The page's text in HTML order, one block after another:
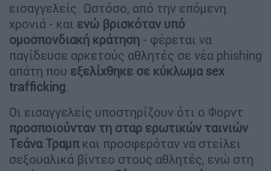
εισαγγελείς. Ωστόσο, από την επόμενη
χρονιά - και ενώ βρισκόταν υπό
ομοσπονδιακή κράτηση - φέρεται να
παγίδευσε αρκετούς αθλητές σε νέα phishing
απάτη που εξελίχθηκε σε κύκλωμα sex
trafficking.
Οι εισαγγελείς υποστηρίζουν ότι ο Φορντ
προσποιούνταν τη σταρ ερωτικών ταινιών
Τεάνα Τραμπκαι προσφερόταν να στείλει
σεξουαλικά βίντεο στους αθλητές, ενώ στη